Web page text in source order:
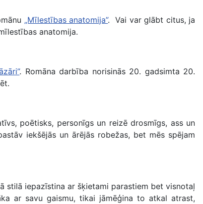
„Mīlestības anatomija”. Vai var glābt citus, ja
anatomija.
. Romāna darbība norisinās 20. gadsimta 20.
poētisks, personīgs un reizē drosmīgs, ass un
iekšējās un ārējās robežas, bet mēs spējam
stilā iepazīstina ar šķietami parastiem bet visnotaļ
ar savu gaismu, tikai jāmēģina to atkal atrast,